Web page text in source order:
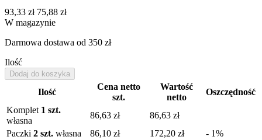
93,33 zł 75,88 zł
W magazynie
Darmowa dostawa od 350 zł
Ilość
Dodaj do koszyka
Ilość
Cena netto
szt.
Wartość
netto
Oszczędność
Komplet 1 szt.
własna
86,63 zł
86,63 zł
Paczki 2 szt. własna 86,10 zł 172,20 zł
- 1%